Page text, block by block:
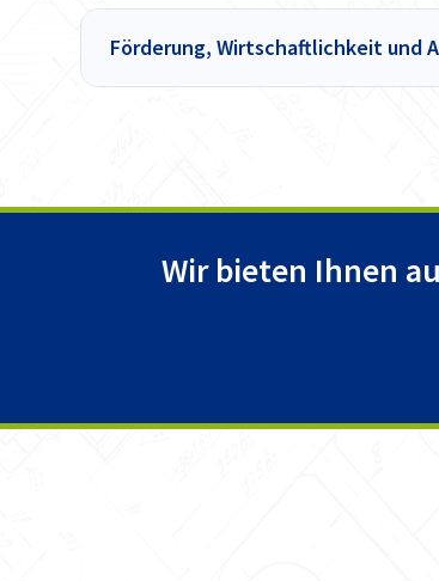
Förderung, Wirtschaftlichkeit und
Wir bieten Ihnen